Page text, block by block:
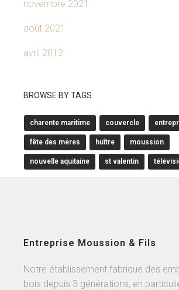
novembre 2021
août 2021
avril 2012
BROWSE BY TAGS
charente maritime couvercle
fête des méres huître moussion
nouvelle aquitaine st valentin
Entreprise Moussion & Fils
Notre établissement fabrique des
bois depuis 3 générations, en